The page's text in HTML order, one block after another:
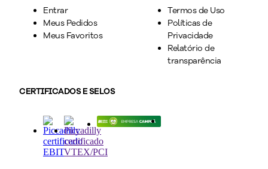
Entrar
Meus Pedidos
Meus Favoritos
Termos de Uso
Políticas de
Privacidade
Relatório de
transparência
CERTIFICADOS E SELOS